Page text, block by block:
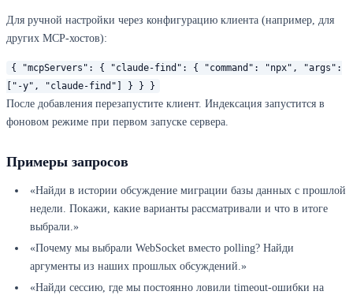
Для ручной настройки через конфигурацию клиента (например, для
других MCP-хостов):
{ "mcpServers": { "claude-find": { "command": "npx", "args":
["-y", "claude-find"] } } }
После добавления перезапустите клиент. Индексация запустится в
фоновом режиме при первом запуске сервера.
Примеры запросов
«Найди в истории обсуждение миграции базы данных с прошлой
недели. Покажи, какие варианты рассматривали и что в итоге
выбрали.»
«Почему мы выбрали WebSocket вместо polling? Найди
аргументы из наших прошлых обсуждений.»
«Найди сессию, где мы постоянно ловили timeout-ошибки на